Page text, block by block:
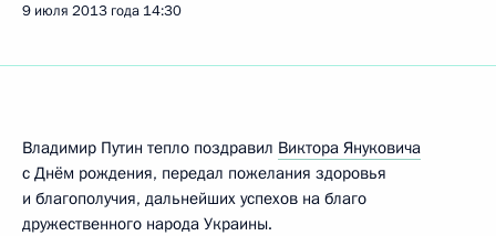
9 июля 2013 года 14:30
Владимир Путин тепло поздравил Виктора Януковича
с Днём рождения, передал пожелания здоровья
и благополучия, дальнейших успехов на благо
дружественного народа Украины.